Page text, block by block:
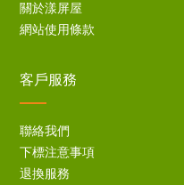
關於漾屏屋
網站使用條款
客戶服務
聯絡我們
下標注意事項
退換服務